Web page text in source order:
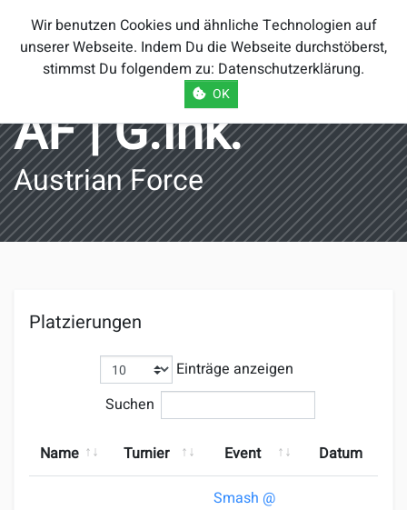
Smash Brothers
Österreich
AF | G.Ink.
Austrian Force
Platzierungen
Einträge anzeigen
Suchen
Name Turnier Event Datum
Smash @
Wir benutzen Cookies und ähnliche Technologien auf
unserer Webseite. Indem Du die Webseite durchstöberst,
stimmst Du folgendem zu: Datenschutzerklärung.
OK